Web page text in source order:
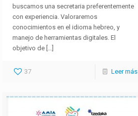
buscamos una secretaria preferentemente
con experiencia. Valoraremos
conocimientos en el idioma hebreo, y
manejo de herramientas digitales. El
objetivo de[…]
37 Leer más